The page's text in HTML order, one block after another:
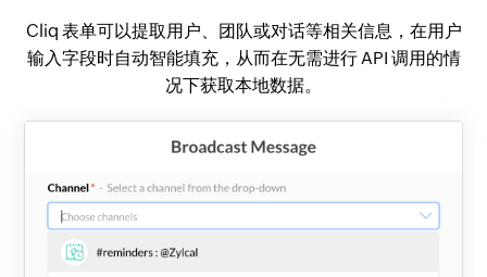
Cliq 表单可以提取用户、团队或对话等相关信息，在用户
输入字段时自动智能填充，从而在无需进行 API 调用的情
况下获取本地数据。